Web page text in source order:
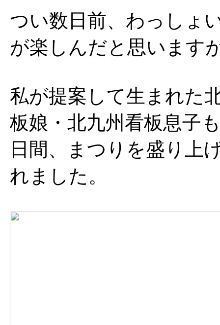
つい数日前、わっしょ
が楽しんだと思います
私が提案して生まれた
板娘・北九州看板息子
日間、まつりを盛り上
れました。